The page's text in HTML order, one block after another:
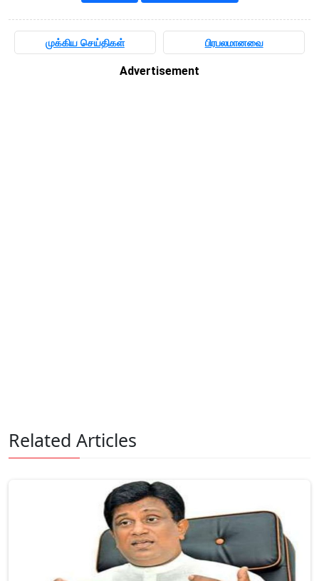
முக்கிய செய்திகள் பிரபலமானவை
Advertisement
Related Articles